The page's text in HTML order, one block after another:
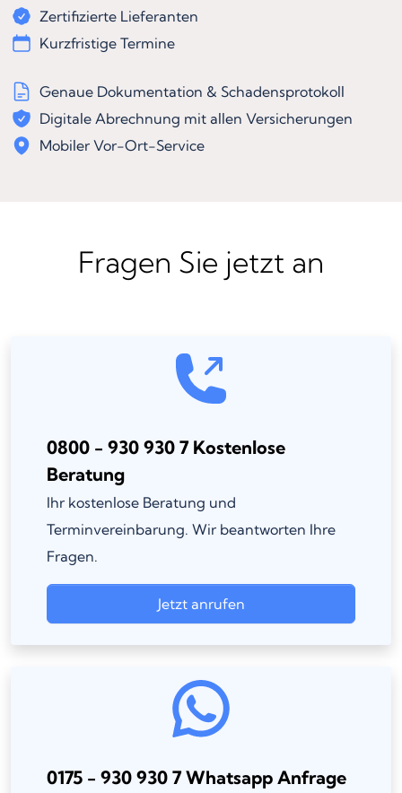
Zertifizierte Lieferanten
Kurzfristige Termine
Genaue Dokumentation & Schadensprotokoll
Digitale Abrechnung mit allen Versicherungen
Mobiler Vor-Ort-Service
Fragen Sie jetzt an
0800 - 930 930 7 Kostenlose
Beratung
Ihr kostenlose Beratung und
Terminvereinbarung. Wir beantworten Ihre
Fragen.
Jetzt anrufen
0175 - 930 930 7 Whatsapp Anfrage